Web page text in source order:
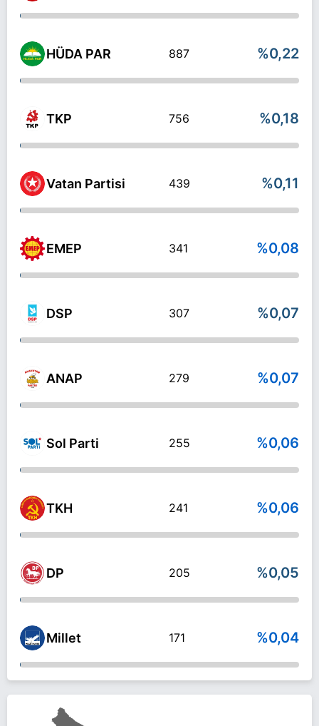
HÜDA PAR 887 %0,22
TKP 756 %0,18
Vatan Partisi 439 %0,11
EMEP 341 %0,08
DSP 307 %0,07
ANAP 279 %0,07
Sol Parti 255 %0,06
TKH 241 %0,06
DP 205 %0,05
Millet 171 %0,04